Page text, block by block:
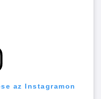
az Instagramon